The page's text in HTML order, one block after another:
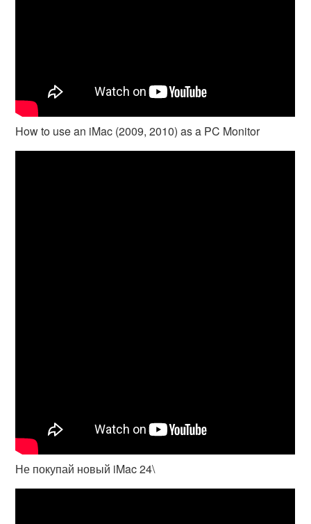
How to use an iMac (2009, 2010) as a PC Monitor
Не покупай новый iMac 24\